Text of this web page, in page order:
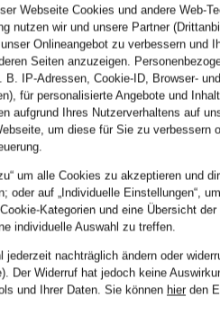
self-
portrait
Webseite Cookies und andere Web-
nutzen wir und unsere Partner
Onlineangebot zu verbessern und
Seiten anzuzeigen.
B. IP-Adressen, Cookie-ID, Browser-
für personalisierte Angebote und
aufgrund Ihres Nutzerverhaltens auf
um diese für Sie zu verbessern
um alle Cookies zu akzeptieren und
oder auf „Individuelle Einstellungen“,
Kategorien und eine Übersicht
individuelle Auswahl zu treffen.
jederzeit nachträglich ändern oder
Der Widerruf hat jedoch keine
und Ihrer Daten. Sie können hier den